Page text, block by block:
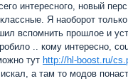
интересного, новый
Я наоборот
вспомнить прошлое и
.. кому интересно,
тут http://hl-boost.ru/
а там то модов